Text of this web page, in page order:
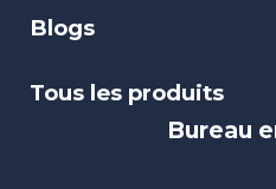
Blogs
Tous les produits
Bureau